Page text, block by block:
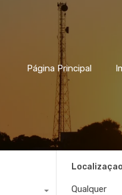
Página Principal
Qualquer